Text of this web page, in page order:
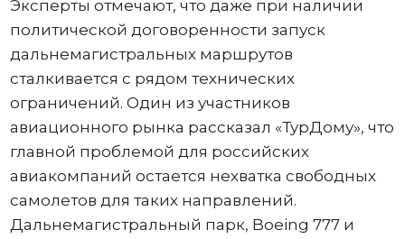
Эксперты отмечают, что даже при наличии
политической договоренности запуск
дальнемагистральных маршрутов
сталкивается с рядом технических
ограничений. Один из участников
авиационного рынка рассказал «ТурДому», что
главной проблемой для российских
авиакомпаний остается нехватка свободных
самолетов для таких направлений.
Дальнемагистральный парк, Boeing 777 и